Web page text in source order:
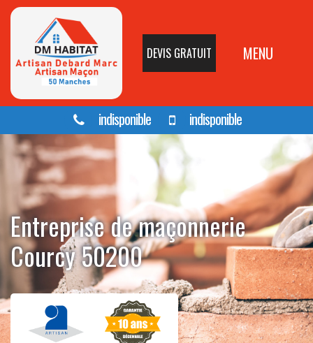
DEVIS GRATUIT MENU
indisponible indisponible
Entreprise de maçonnerie
Courcy 50200